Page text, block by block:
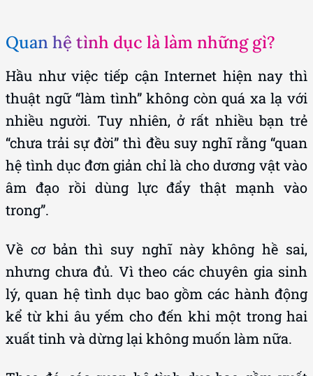
Quan hệ tình dục là làm những gì?
Hầu như việc tiếp cận Internet hiện nay thì
thuật ngữ “làm tình” không còn quá xa lạ với
nhiều người. Tuy nhiên, ở rất nhiều bạn trẻ
“chưa trải sự đời” thì đều suy nghĩ rằng “quan
hệ tình dục đơn giản chỉ là cho dương vật vào
âm đạo rồi dùng lực đẩy thật mạnh vào
trong”.
Về cơ bản thì suy nghĩ này không hề sai,
nhưng chưa đủ. Vì theo các chuyên gia sinh
lý, quan hệ tình dục bao gồm các hành động
kể từ khi âu yếm cho đến khi một trong hai
xuất tinh và dừng lại không muốn làm nữa.